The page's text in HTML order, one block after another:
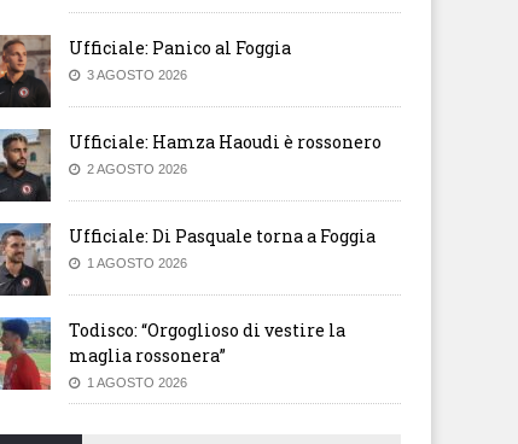
Ufficiale: Panico al Foggia
3 AGOSTO 2026
Ufficiale: Hamza Haoudi è rossonero
2 AGOSTO 2026
Ufficiale: Di Pasquale torna a Foggia
1 AGOSTO 2026
Todisco: “Orgoglioso di vestire la
maglia rossonera”
1 AGOSTO 2026